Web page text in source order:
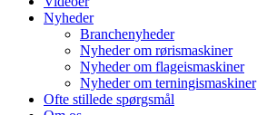
Nyheder
Branchenyheder
Nyheder om rørismaskiner
Nyheder om flageismaskiner
Nyheder om terningismaskiner
Ofte stillede spørgsmål